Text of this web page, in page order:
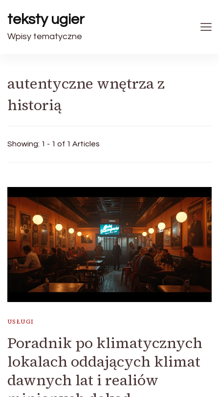
teksty ugier
Wpisy tematyczne
autentyczne wnętrza z
historią
Showing: 1 - 1 of 1 Articles
USŁUGI
Poradnik po klimatycznych
lokalach oddających klimat
dawnych lat i realiów